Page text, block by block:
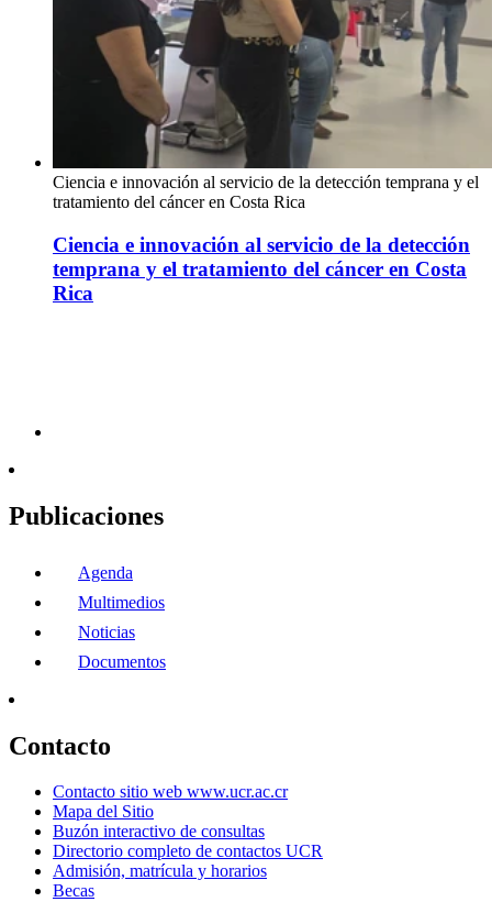
Ciencia e innovación al servicio de la detección temprana y el
tratamiento del cáncer en Costa Rica
Ciencia e innovación al servicio de la detección
temprana y el tratamiento del cáncer en Costa
Rica
Publicaciones
Agenda
Multimedios
Noticias
Documentos
Contacto
Contacto sitio web www.ucr.ac.cr
Mapa del Sitio
Buzón interactivo de consultas
Directorio completo de contactos UCR
Admisión, matrícula y horarios
Becas